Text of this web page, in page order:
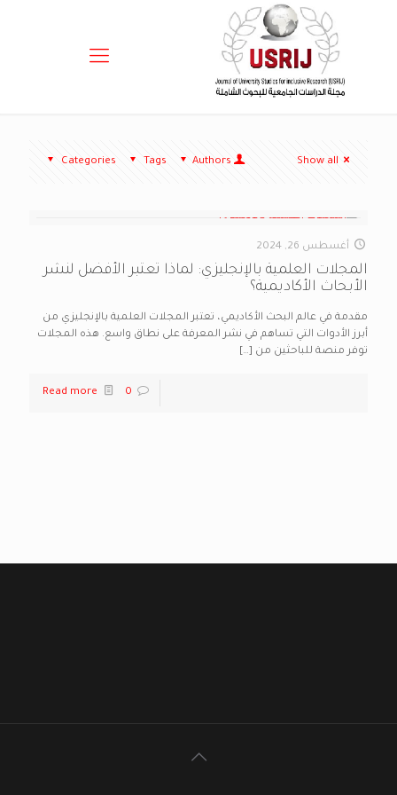
Categories Tags Authors Show all
أغسطس 26, 2024
المجلات العلمية بالإنجليزي: لماذا تعتبر الأفضل لنشر
الأبحاث الأكاديمية؟
مقدمة في عالم البحث الأكاديمي، تعتبر المجلات العلمية بالإنجليزي من
أبرز الأدوات التي تساهم في نشر المعرفة على نطاق واسع. هذه المجلات
توفر منصة للباحثين من […]
0
Read more